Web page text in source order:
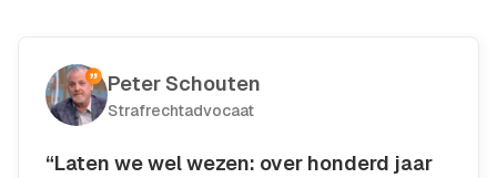
Peter Schouten
Strafrechtadvocaat
“Laten we wel wezen: over honderd jaar